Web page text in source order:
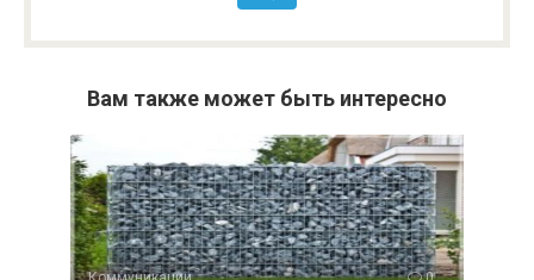
Вам также может быть интересно